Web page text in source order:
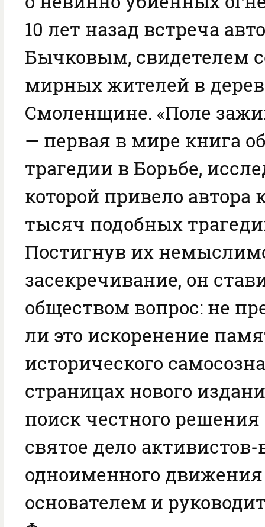
10 лет назад встреча
Бычковым, свидетелем
мирных жителей в
Смоленщине. «Поле
— первая в мире книга
трагедии в Борьбе,
которой привело
тысяч подобных
Постигнув их
засекречивание, он
обществом вопрос: не
ли это искоренение
исторического
страницах нового
поиск честного
святое дело
одноименного движения
основателем и